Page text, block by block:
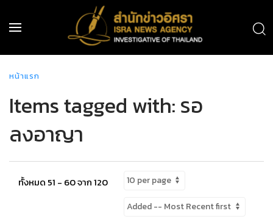
หน้าแรก
Items tagged with: รอ
ลงอาญา
ทั้งหมด 51 - 60 จาก 120